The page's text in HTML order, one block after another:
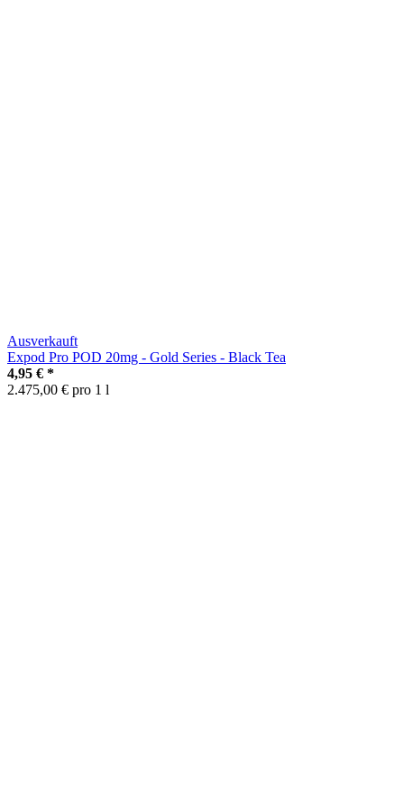
Ausverkauft
Expod Pro POD 20mg - Gold Series - Black Tea
4,95 € *
2.475,00 € pro 1 l